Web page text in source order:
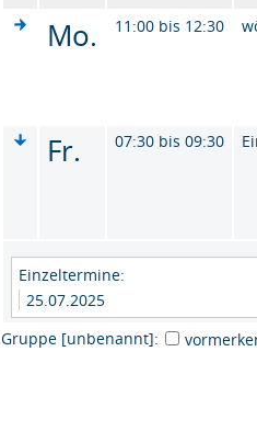
Mo. 11:00 bis 12:30
Fr. 07:30 bis 09:30
Einzeltermine:
25.07.2025
Gruppe [unbenannt]: